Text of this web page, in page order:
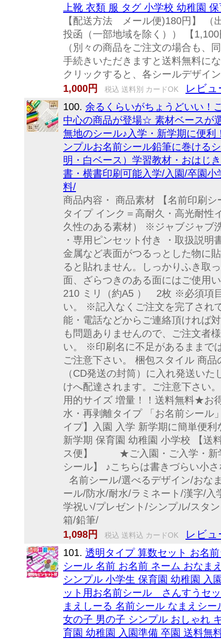
上靴 衣類 服 タグ 小学校 幼稚園
【配送方法 メール便)180円】 （
投函（一部地域を除く）） 【
（別々の商品をご注文の場合も、
手続きいただきますと送料無料
クリックすると、各シールデザイ
1,000円
税込 送料別 カードOK レビュ
100. 余るくらいがちょうどいい！
中心の商品が登場☆ 素材ベースが
無地のシール♪入学・新学期に便
ンプルお名前シール鉛筆に巻ける
明・白ベース）学習教材・おはじ
書・横書印刷可能入学/入園/卒園
料/
商品内容・ 商品素材 【名前印刷
タイプ インク＝高耐久・高光耐性
久性のある素材） ※ジャブジャブ
・専用ピンセット付き ・取扱説
金属など表面がつるっとした物に
ると貼れません。しっかりふき取
面、ざらつきのある面にはご使用
210 ミリ（約A5 ） 2枚 ※必須項
い。 ※記入なくご注文を完了され
能・電話などからご連絡頂ければ
も問題ありませんので、ご注文者
い。 ※印刷名に不足があるままで
ご注意下さい。 梱包スタイル 商
（CD発送の封筒）に入れ発送い
けへ配達されます。ご注意下さい
用的サイズ 増量！！送料無料★
水・再剥離タイプ 「お名前シール
イプ】入園 入学 新学期に簡単便
新学期 保育園 幼稚園 小学校 【送
ス便】 ★ご入園・ご入学・新学
シール】 ♪こちらは書きづらい小
名前シール/選べるデザイン/おな
ール/防水/耐水/ラミネート/漢字/
学祝い/プレゼント/シンプル/スタ
箱/鉛筆/
1,098円
税込 送料込 カードOK レビュ
101. 透明タイプ 算数セット お名
シール 名前 お名前 ネーム おなま
シンプル 小学生 保育園 幼稚園 入
ット用お名前シール さんすうセ
まえしーる 名前シール なまえシ
女の子 男の子 シンプル おしゃれ
育園 幼稚園 入園準備 卒園 送料無